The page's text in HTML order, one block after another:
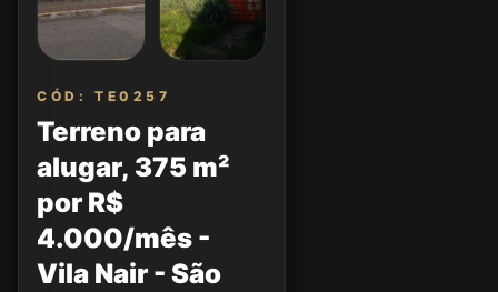
CÓD: TE0257
Terreno para
alugar, 375 m²
por R$
4.000/mês -
Vila Nair - São